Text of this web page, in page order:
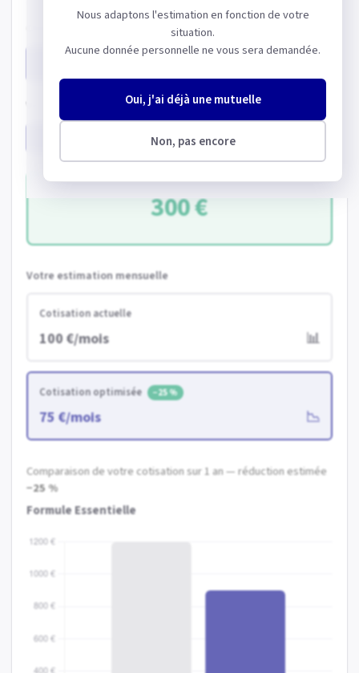
Nous adaptons l'estimation en fonction de votre
situation.
Aucune donnée personnelle ne vous sera demandée.
Oui, j'ai déjà une mutuelle
Non, pas encore
Choisissez votre niveau de formule
Vos économies cumulées sur
300 €
Votre estimation mensuelle
Cotisation actuelle
100 €/mois 📊
Cotisation optimisée −25 %
75 €/mois 📉
Comparaison de votre cotisation sur 1 an— réduction estimée
−25 %
Formule Essentielle